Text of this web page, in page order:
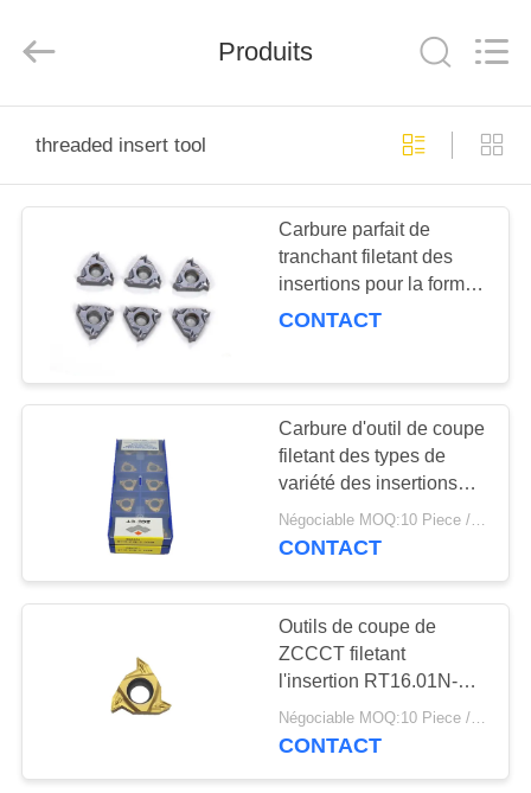
PRODUITS
SUJET
NOUS
D'USINE
CONTRÔLE
DE
QUALITÉ
NOUS
Technology
Co.,Ltd..
Produits
threaded insert tool
Carbure parfait de
tranchant filetant des
insertions pour la forme
métrique de dent de
CONTACT
Carbure d'outil de coupe
filetant des types de
variété des insertions
RT16.01W-2.00GM
YBG201
Négociable MOQ:10 Piece / Pieces
CONTACT
Outils de coupe de
ZCCCT filetant
l'insertion RT16.01N-
G55P YBG201 pour
l'acier de moule
Négociable MOQ:10 Piece / Pieces
CONTACT